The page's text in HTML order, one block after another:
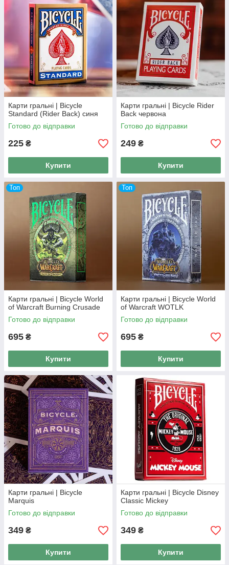
Карти гральні | Bicycle
Standard (Rider Back) синя
Готово до відправки
225 ₴
Купити
Карти гральні | Bicycle Rider
Back червона
Готово до відправки
249 ₴
Купити
Топ
Карти гральні | Bicycle World
of Warcraft Burning Crusade
Готово до відправки
695 ₴
Купити
Топ
Карти гральні | Bicycle World
of Warcraft WOTLK
Готово до відправки
695 ₴
Купити
Карти гральні | Bicycle
Marquis
Готово до відправки
349 ₴
Купити
Карти гральні | Bicycle Disney
Classic Mickey
Готово до відправки
349 ₴
Купити